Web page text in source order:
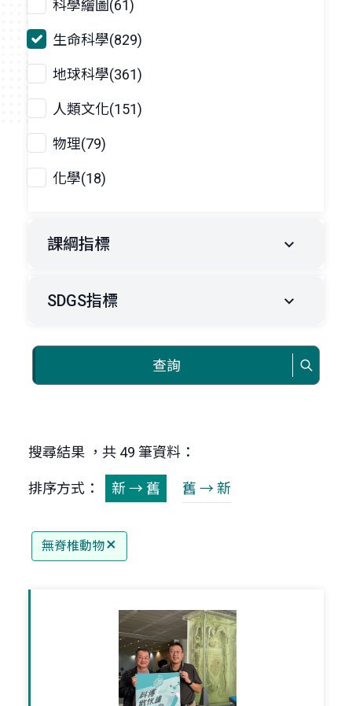
科學繪圖(61)
生命科學(829)
地球科學(361)
人類文化(151)
物理(79)
化學(18)
課綱指標
SDGS指標
查詢
搜尋結果 ，共 49 筆資料：
排序方式： 新 → 舊 舊 → 新
無脊椎動物